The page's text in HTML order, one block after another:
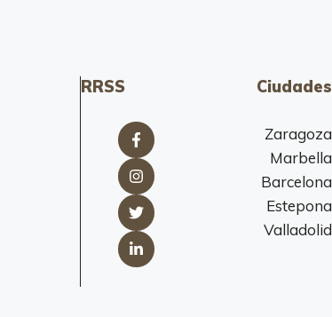
RRSS Ciudades
Zaragoza
Marbella
Barcelona
Estepona
Valladolid